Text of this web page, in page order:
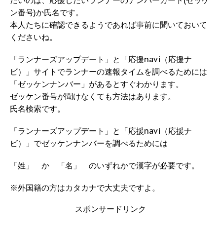
ン番号)か氏名です。
本人たちに確認できるようであれば事前に聞いておいて
くださいね。
「ランナーズアップデート」と「応援navi（応援ナ
ビ）」サイトでランナーの速報タイムを調べるためには
「ゼッケンナンバー」があるとすぐわかります。
ゼッケン番号が聞けなくても方法はあります。
氏名検索です。
「ランナーズアップデート」と「応援navi（応援ナ
ビ）」でゼッケンナンバーを調べるためには
「姓」 か 「名」 のいずれかで漢字が必要です。
※外国籍の方はカタカナで大丈夫ですよ。
スポンサードリンク